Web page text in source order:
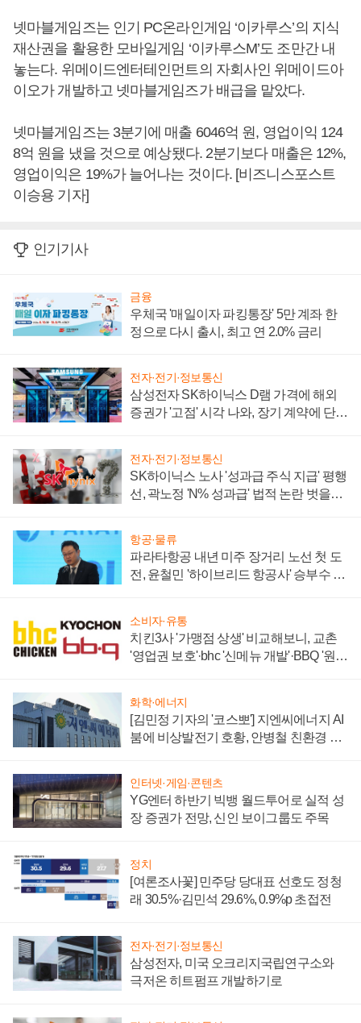
넷마블게임즈는 인기 PC온라인게임 ‘이카루스’의 지식
재산권을 활용한 모바일게임 ‘이카루스M’도 조만간 내
놓는다. 위메이드엔터테인먼트의 자회사인 위메이드아
이오가 개발하고 넷마블게임즈가 배급을 맡았다.
넷마블게임즈는 3분기에 매출 6046억 원, 영업이익 124
8억 원을 냈을 것으로 예상됐다. 2분기보다 매출은 12%,
영업이익은 19%가 늘어나는 것이다. [비즈니스포스트
이승용 기자]
인기기사
금융
우체국 '매일이자 파킹통장' 5만 계좌 한
정으로 다시 출시, 최고 연 2.0% 금리
전자·전기·정보통신
삼성전자 SK하이닉스 D램 가격에 해외
증권가 '고점' 시각 나와, 장기 계약에 단점
전자·전기·정보통신
SK하이닉스 노사 '성과급 주식 지급' 평행
선, 곽노정 'N% 성과급' 법적 논란 벗을지
항공·물류
파라타항공 내년 미주 장거리 노선 첫 도
전, 윤철민 '하이브리드 항공사' 승부수 통
소비자·유통
치킨3사 '가맹점 상생' 비교해보니, 교촌
'영업권 보호'·bhc '신메뉴 개발'·BBQ '원가
화학·에너지
[김민정 기자의 '코스뽀'] 지엔씨에너지 AI
붐에 비상발전기 호황, 안병철 친환경 에
인터넷·게임·콘텐츠
YG엔터 하반기 빅뱅 월드투어로 실적 성
장 증권가 전망, 신인 보이그룹도 주목
정치
[여론조사꽃] 민주당 당대표 선호도 정청
래 30.5%·김민석 29.6%, 0.9%p 초접전
전자·전기·정보통신
삼성전자, 미국 오크리지국립연구소와
극저온 히트펌프 개발하기로